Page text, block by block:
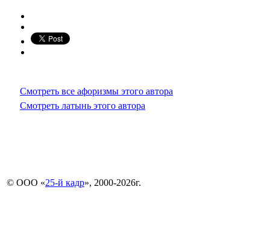
Смотреть все афоризмы этого автора
Смотреть латынь этого автора
© ООО «25-й кадр», 2000-2026г.